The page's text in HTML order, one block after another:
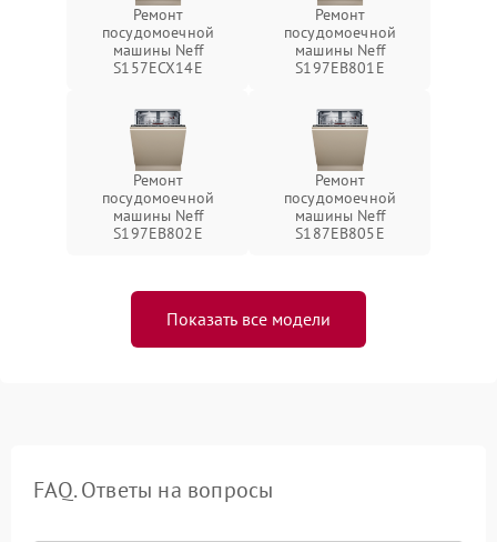
Ремонт
посудомоечной
машины Neff
S157ECX14E
Ремонт
посудомоечной
машины Neff
S197EB801E
Ремонт
посудомоечной
машины Neff
S197EB802E
Ремонт
посудомоечной
машины Neff
S187EB805E
Показать все модели
FAQ. Ответы на вопросы